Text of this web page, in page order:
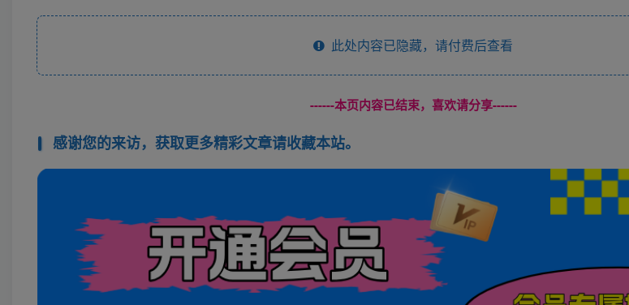
此处内容已隐藏，请付费后查看
------本页内容已结束，喜欢请分享------
感谢您的来访，获取更多精彩文章请收藏本站。